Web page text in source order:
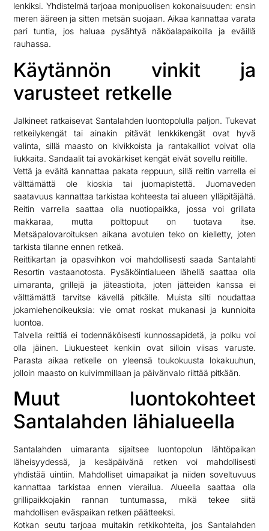
lenkiksi. Yhdistelmä tarjoaa monipuolisen kokonaisuuden: ensin
meren ääreen ja sitten metsän suojaan. Aikaa kannattaa varata
pari tuntia, jos haluaa pysähtyä näköalapaikoilla ja eväillä
rauhassa.
Käytännön vinkit ja
varusteet retkelle
Jalkineet ratkaisevat Santalahden luontopolulla paljon. Tukevat
retkeilykengät tai ainakin pitävät lenkkikengät ovat hyvä
valinta, sillä maasto on kivikkoista ja rantakalliot voivat olla
liukkaita. Sandaalit tai avokärkiset kengät eivät sovellu reitille.
Vettä ja eväitä kannattaa pakata reppuun, sillä reitin varrella ei
välttämättä ole kioskia tai juomapistettä. Juomaveden
saatavuus kannattaa tarkistaa kohteesta tai alueen ylläpitäjältä.
Reitin varrella saattaa olla nuotiopaikka, jossa voi grillata
makkaraa, mutta polttopuut on tuotava itse.
Metsäpalovaroituksen aikana avotulen teko on kielletty, joten
tarkista tilanne ennen retkeä.
Reittikartan ja opasvihkon voi mahdollisesti saada Santalahti
Resortin vastaanotosta. Pysäköintialueen lähellä saattaa olla
uimaranta, grillejä ja jäteastioita, joten jätteiden kanssa ei
välttämättä tarvitse kävellä pitkälle. Muista silti noudattaa
jokamiehenoikeuksia: vie omat roskat mukanasi ja kunnioita
luontoa.
Talvella reittiä ei todennäköisesti kunnossapidetä, ja polku voi
olla jäinen. Liukuesteet kenkiin ovat silloin viisas varuste.
Parasta aikaa retkelle on yleensä toukokuusta lokakuuhun,
jolloin maasto on kuivimmillaan ja päivänvalo riittää pitkään.
Muut luontokohteet
Santalahden lähialueella
Santalahden uimaranta sijaitsee luontopolun lähtöpaikan
läheisyydessä, ja kesäpäivänä retken voi mahdollisesti
yhdistää uintiin. Mahdolliset uimapaikat ja niiden soveltuvuus
kannattaa tarkistaa ennen vierailua. Alueella saattaa olla
grillipaikkojakin rannan tuntumassa, mikä tekee siitä
mahdollisen eväspaikan retken päätteeksi.
Kotkan seutu tarjoaa muitakin retkikohteita, jos Santalahden